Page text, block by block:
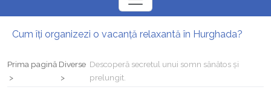
Cum îți organizezi o vacanță relaxantă în Hurghada?
Prima pagină Diverse Descoperă secretul unui somn sănătos și
prelungit.